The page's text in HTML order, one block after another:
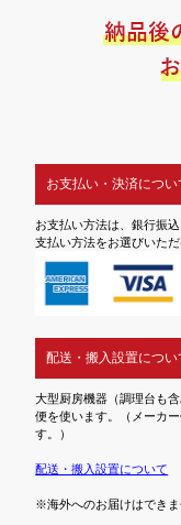
お支払い・決済につい
お支払い方法は、銀行振
支払い方法をお選びいただ
配送・搬入設置につい
大型厨房機器（調理台も
便を使います。（メーカ
す。）
配送・搬入設置について
※海外へのお届けはできま